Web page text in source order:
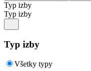
Typ izby
Typ izby
Typ izby
Všetky typy